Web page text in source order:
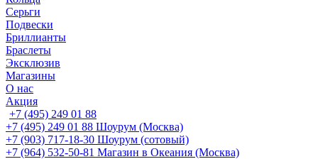
Серьги
Подвески
Бриллианты
Браслеты
Эксклюзив
Магазины
О нас
Акция
+7 (495) 249 01 88
+7 (495) 249 01 88 Шоурум (Москва)
+7 (903) 717-18-30 Шоурум (сотовый)
+7 (964) 532-50-81 Магазин в Океания (Москва)